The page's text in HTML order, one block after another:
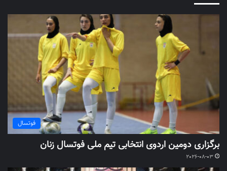
فوتسال
برگزاری دومین اردوی انتخابی تیم ملی فوتسال زنان
2026-08-03